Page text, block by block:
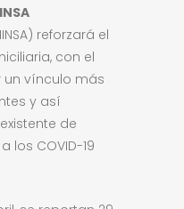
reforzará el
con el
vínculo más
y así
de
los COVID-19